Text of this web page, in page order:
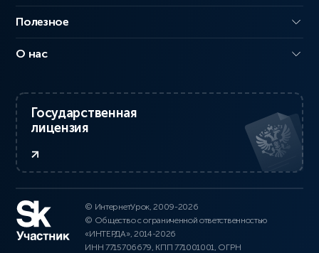
Полезное
О нас
Государственная
лицензия
© ИнтернетУрок, 2009-2026
© Общество с ограниченной ответственностью
«ИНТЕРДА», 2014-2026
ИНН 7715706679, КПП 771001001, ОГРН